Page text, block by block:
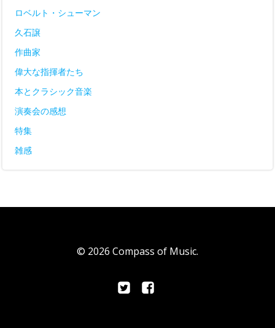
ロベルト・シューマン
久石譲
作曲家
偉大な指揮者たち
本とクラシック音楽
演奏会の感想
特集
雑感
© 2026 Compass of Music.